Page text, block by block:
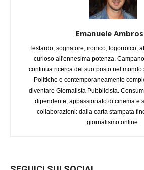
Emanuele
Testardo, sognatore, ironico, logorroico,
curioso all'ennesima potenza.
continua ricerca del suo posto nel mondo
Politiche e contemporaneamente
diventare Giornalista Pubblicista.
dipendente, appassionato di cinema e
collaborazioni: dalla carta stampata
giornalismo online.